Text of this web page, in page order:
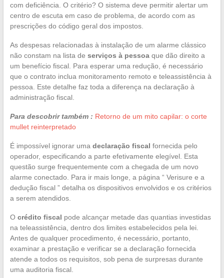
com deficiência. O critério? O sistema deve permitir alertar um
centro de escuta em caso de problema, de acordo com as
prescrições do código geral dos impostos.
As despesas relacionadas à instalação de um alarme clássico
não constam na lista de serviços à pessoaque dão direito a
um benefício fiscal. Para esperar uma redução, é necessário
que o contrato inclua monitoramento remoto e teleassistência à
pessoa. Este detalhe faz toda a diferença na declaração à
administração fiscal.
Para descobrir também : Retorno de um mito capilar: o corte
mullet reinterpretado
É impossível ignorar uma declaração fiscal fornecida pelo
operador, especificando a parte efetivamente elegível. Esta
questão surge frequentemente com a chegada de um novo
alarme conectado. Para ir mais longe, a página “ Verisure e a
dedução fiscal ” detalha os dispositivos envolvidos e os critérios
a serem atendidos.
O crédito fiscal pode alcançar metade das quantias investidas
na teleassistência, dentro dos limites estabelecidos pela lei.
Antes de qualquer procedimento, é necessário, portanto,
examinar a prestação e verificar se a declaração fornecida
atende a todos os requisitos, sob pena de surpresas durante
uma auditoria fiscal.